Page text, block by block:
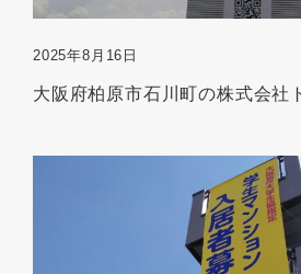
2025年8月16日
大阪府柏原市石川町の株式会社